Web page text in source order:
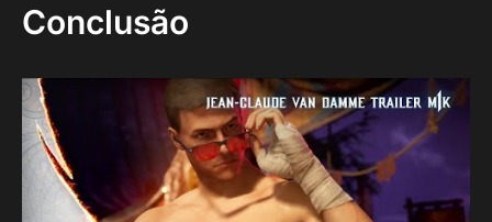
Conclusão